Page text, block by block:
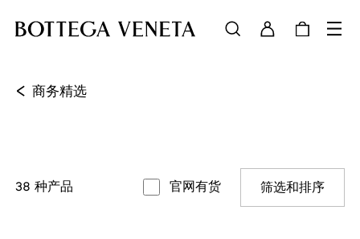
< 商务精选
38 种产品 官网有货 筛选和排序